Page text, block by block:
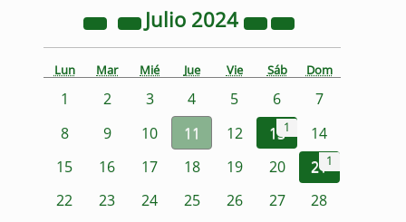
Julio 2024
Lun Mar Mié Jue Vie Sáb Dom
1 2 3 4 5 6
7
8
9 10 11 12 131
14
15
16 17 18 19 20 211
22 23 24 25 26 27
28